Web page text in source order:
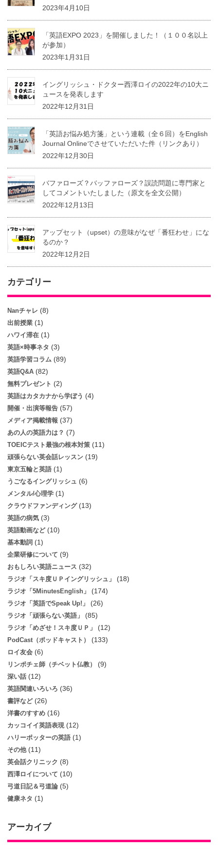
2023年4月10日
「英語EXPO 2023」を開催しました！（１００名以上
が参加）
2023年1月31日
イングリッシュ・ドクター西澤ロイの2022年の10大ニ
ュースを発表します
2022年12月31日
「英語お悩み処方箋」という連載（全６回）をEnglish
Journal Onlineでさせていただいた件（リンクあり）
2022年12月30日
バファローズ？バッファローズ？誤読問題に専門家と
してコメントいたしました（原文を全文公開）
2022年12月13日
アップセット（upset）の意味がなぜ「番狂わせ」にな
るのか？
2022年12月2日
カテゴリー
Nanチャレ (8)
出前授業 (1)
ハワイ滞在 (1)
英語×時事ネタ (3)
英語学習コラム (89)
英語Q&A (82)
無料プレゼント (2)
英語はカタカナから学ぼう (4)
開催・出演等報告 (57)
メディア掲載情報 (37)
あの人の英語力は？ (7)
TOEICテスト最強の根本対策 (11)
頑張らない英会話レッスン (19)
東京五輪と英語 (1)
うごなるイングリッシュ (6)
メンタル/心理学 (1)
クラウドファンディング(13)
英語の病気 (3)
英語動画など(10)
基本動詞 (1)
企業研修について (9)
おもしろい英語ニュース (32)
ラジオ「スキ度ＵＰイングリッシュ」 (18)
ラジオ「5MinutesEnglish」 (174)
ラジオ「英語でSpeak Up!」 (26)
ラジオ「頑張らない英語」 (85)
ラジオ「めざせ！スキ度ＵＰ」 (12)
PodCast（ポッドキャスト） (133)
ロイ友会 (6)
リンポチェ師（チベット仏教） (9)
深い話 (12)
英語関連いろいろ (36)
書評など(26)
洋書のすすめ (16)
カッコイイ英語表現 (12)
ハリーポッターの英語 (1)
その他(11)
英会話クリニック (8)
西澤ロイについて (10)
弓道日記＆弓道論 (5)
健康ネタ (1)
アーカイブ